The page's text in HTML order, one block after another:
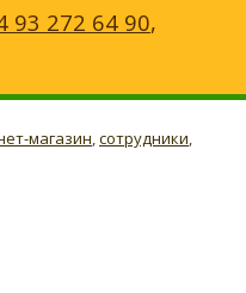
93 272 64 90,
магазин,сотрудники,